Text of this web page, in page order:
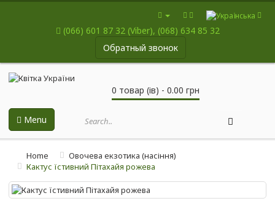
(066) 601 87 32 (Viber), (068) 634 85 32
Обратный звонок
0 товар (ів) - 0.00 грн
Menu
Home
Овочева екзотика (насіння)
Кактус їстивний Пітахайя рожева